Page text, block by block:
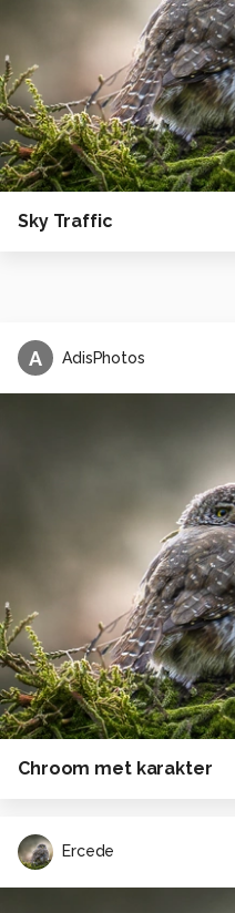
Sky Traffic
A AdisPhotos
Chroom met karakter
Ercede